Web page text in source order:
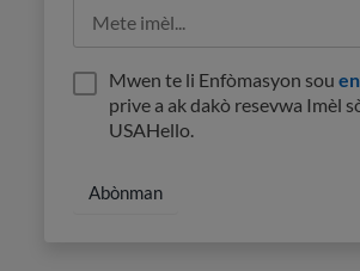
Mwen te li Enfòmasyon sou
prive a ak dakò resevwa Imèl
USAHello.